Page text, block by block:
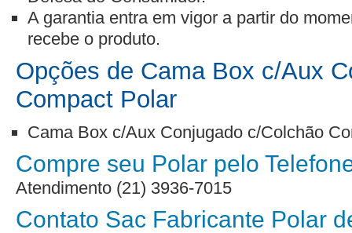
A garantia entra em vigor a partir do
recebe o produto.
Opções de Cama Box c/Aux
Compact Polar
Cama Box c/Aux Conjugado c/Colchão
Compre seu Polar pelo
Atendimento (21) 3936-7015
Contato Sac Fabricante Polar